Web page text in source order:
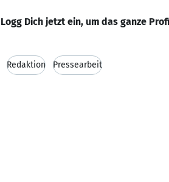
Logg Dich jetzt ein, um das ganze
Redaktion Pressearbeit